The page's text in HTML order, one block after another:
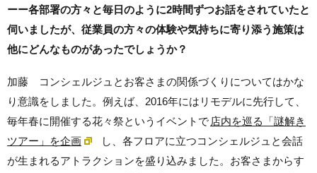
ーー各部署の方々と毎日のように2時間ずつお話をされていたと
伺いましたが、従業員の方々の体験や気持ちに寄り添う施策は
他にどんなものがあったでしょうか？
加藤 コンシェルジュとお客さまの関係づくりについてはかな
り意識をしました。例えば、2016年にはリモデルに先行して、
毎年春に開催する花々祭というイベントで 店内を巡る「謎解き
ツアー」を企画
し、各フロアに立つコンシェルジュと会話
が生まれるアトラクションを盛り込みました。お客さまからす